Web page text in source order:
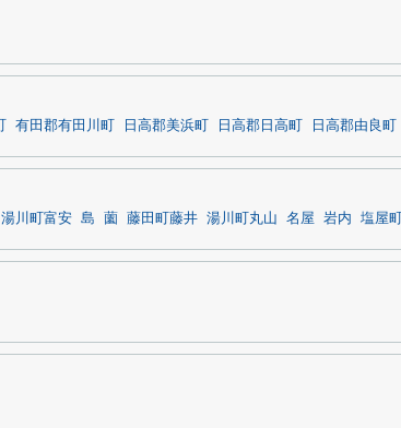
有田郡有田川町 日高郡美浜町 日高郡日高町 日高郡由良町
湯川町富安 島 薗 藤田町藤井 湯川町丸山 名屋 岩内 塩屋